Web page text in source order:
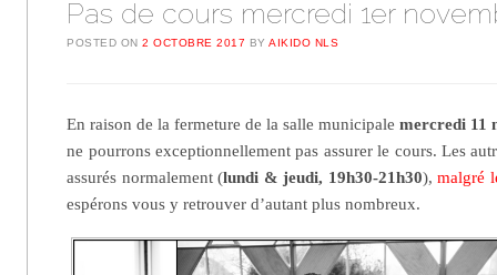
Pas de cours mercredi 1er
POSTED ON2 OCTOBRE 2017 BYAIKIDO NLS
En raison de la fermeture de la salle municipalemercredi 11
ne pourrons exceptionnellement pas assurer le cours. Les
assurés normalement (lundi & jeudi, 19h30-21h30),malgré
espérons vous y retrouver d’autant plus nombreux.